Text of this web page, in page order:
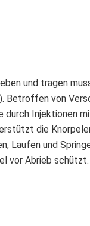
und tragen
Betroffen von
Injektionen
die
Laufen und
vor Abrieb schützt.